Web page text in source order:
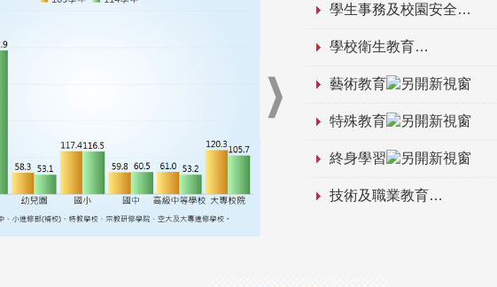
學生事務及校園安全
學校衛生教育
藝術教育
特殊教育
終身學習
技術及職業教育